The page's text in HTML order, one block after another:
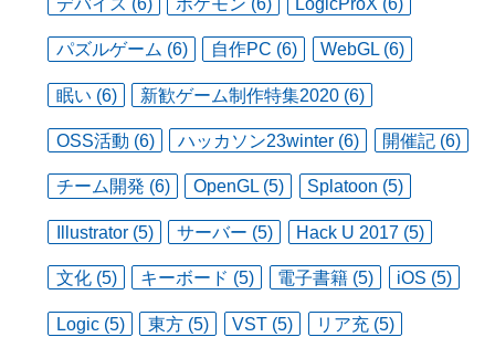
パズルゲーム (6) 自作PC (6) WebGL (6)
眠い (6) 新歓ゲーム制作特集2020 (6)
OSS活動 (6) ハッカソン23winter (6) 開催記 (6)
チーム開発 (6) OpenGL (5) Splatoon (5)
Illustrator (5) サーバー (5) Hack U 2017 (5)
文化 (5) キーボード (5) 電子書籍 (5) iOS (5)
Logic (5) 東方 (5) VST (5) リア充 (5)